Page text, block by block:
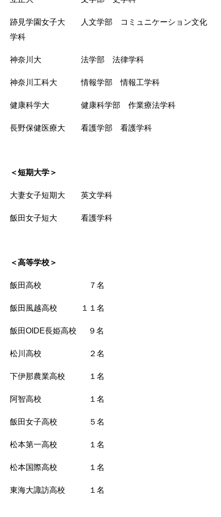
跡見学園女子大 人文学部 コミュニケーション文化
学科
神奈川大 法学部 法律学科
神奈川工科大 情報学部 情報工学科
健康科学大 健康科学部 作業療法学科
長野保健医療大 看護学部 看護学科
＜短期大学＞
大妻女子短期大 英文学科
飯田女子短大 看護学科
＜高等学校＞
飯田高校 ７名
飯田風越高校 １１名
飯田OIDE長姫高校 ９名
松川高校 ２名
下伊那農業高校 １名
阿智高校 １名
飯田女子高校 ５名
松本第一高校 １名
松本国際高校 １名
東海大諏訪高校 １名